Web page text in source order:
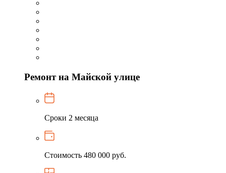
Ремонт на Майской улице
Сроки 2 месяца
Стоимость 480 000 руб.